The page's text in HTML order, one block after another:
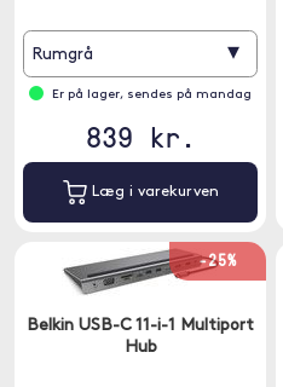
Rumgrå ▾
Er på lager, sendes på mandag
839 kr.
Læg i varekurven
-25%
Belkin USB-C 11-i-1 Multiport
Hub